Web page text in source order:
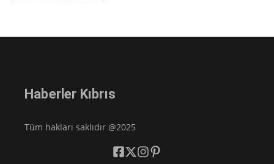
Haberler Kıbrıs
Tüm hakları saklıdır @2025